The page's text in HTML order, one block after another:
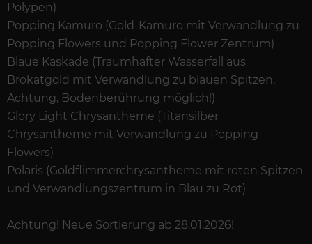
Polypen)
Popping Kamuro (Gold-Kamuro mit Verwandlung zu
Popping Flowers und Popping Flower Zentrum)
Blaue Kaskade (Traumhafter Wasserfall aus
Brokatgold mit Verwandlung zu blauen Spitzen.
Achtung, Bodenberührung möglich!)
Glory Light Chrysantheme (Titansilber
Chrysantheme mit Verwandlung zu Popping
Flowers)
Polaris (Goldflimmerchrysantheme mit roten Spitzen
und Verwandlungszentrum in Blau zu Rot)
Achtung! Neue Sortierung ab 28.01.2026!